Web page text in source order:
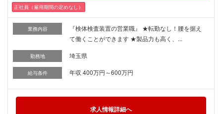
正社員（雇用期間の定めなし）
業務内容
『検体検査装置の営業職』 ★転勤なし！腰を据え
て働くことができます ★製品力も高く、...
勤務地 埼玉県
給与条件 年収 400万円～600万円
求人情報詳細へ